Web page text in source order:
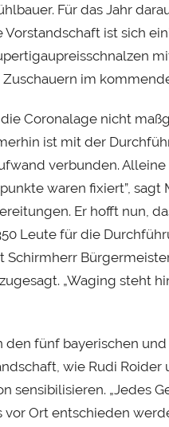
Für das Jahr
ist sich
im
Coronalage nicht
ist mit der
verbunden.
waren fixiert”,
Er hofft nun,
Leute für die
„Waging steht
fünf bayerischen
wie Rudi Roider
sensibilisieren. „Jedes
vor Ort entschieden